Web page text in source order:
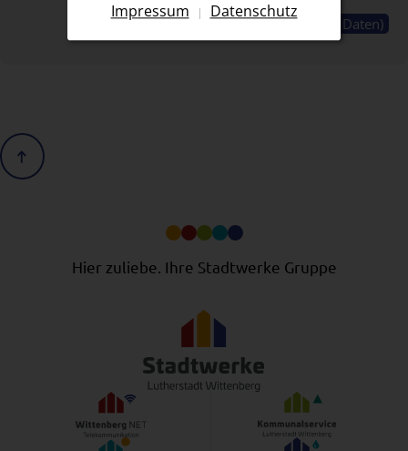
Weiter (Überprüfung der Daten)
Scrolle nach oben
Hier zuliebe. Ihre Stadtwerke Gruppe
Impressum | Datenschutz